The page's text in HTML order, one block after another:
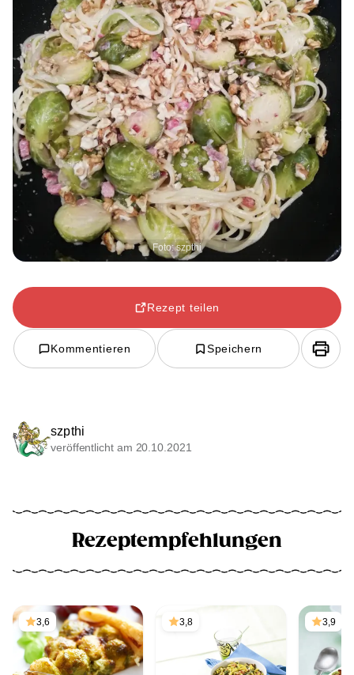
Foto: szpthi
Rezept teilen
Kommentieren Speichern
szpthi
veröffentlicht am 20.10.2021
Rezeptempfehlungen
3,6 3,8 3,9